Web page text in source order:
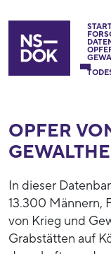
OPFER
In dieser
13.300 Männern,
von Krieg und
Grabstätten auf